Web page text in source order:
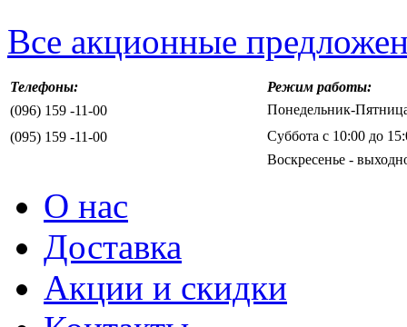
Все акционные
Телефоны:
Режим работы:
(096) 159 -11-00
Понедельник-
(095) 159 -11-00
Суббота с 10:00 до
Воскресенье -
О нас
Доставка
Акции и скидки